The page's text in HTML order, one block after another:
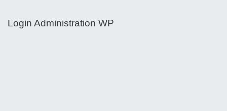
Login Administration WP